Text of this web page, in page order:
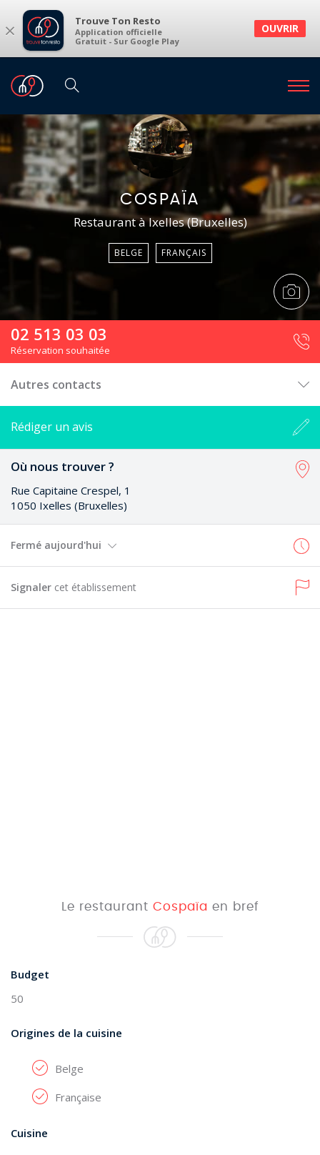
× Trouve Ton Resto
Application officielle
Gratuit - Sur Google Play
OUVRIR
COSPAÏA
Restaurant à Ixelles (Bruxelles)
BELGE FRANÇAIS
02 513 03 03
Réservation souhaitée
Autres contacts
Rédiger un avis
Où nous trouver ?
Rue Capitaine Crespel, 1
1050 Ixelles (Bruxelles)
Fermé aujourd'hui
Signaler cet établissement
Le restaurant Cospaïa en bref
Budget
50
Origines de la cuisine
Belge
Française
Cuisine